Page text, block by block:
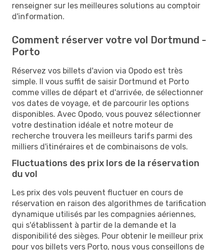
renseigner sur les meilleures solutions au comptoir
d'information.
Comment réserver votre vol Dortmund -
Porto
Réservez vos billets d'avion via Opodo est très
simple. Il vous suffit de saisir Dortmund et Porto
comme villes de départ et d'arrivée, de sélectionner
vos dates de voyage, et de parcourir les options
disponibles. Avec Opodo, vous pouvez sélectionner
votre destination idéale et notre moteur de
recherche trouvera les meilleurs tarifs parmi des
milliers d'itinéraires et de combinaisons de vols.
Fluctuations des prix lors de la réservation
du vol
Les prix des vols peuvent fluctuer en cours de
réservation en raison des algorithmes de tarification
dynamique utilisés par les compagnies aériennes,
qui s'établissent à partir de la demande et la
disponibilité des sièges. Pour obtenir le meilleur prix
pour vos billets vers Porto, nous vous conseillons de